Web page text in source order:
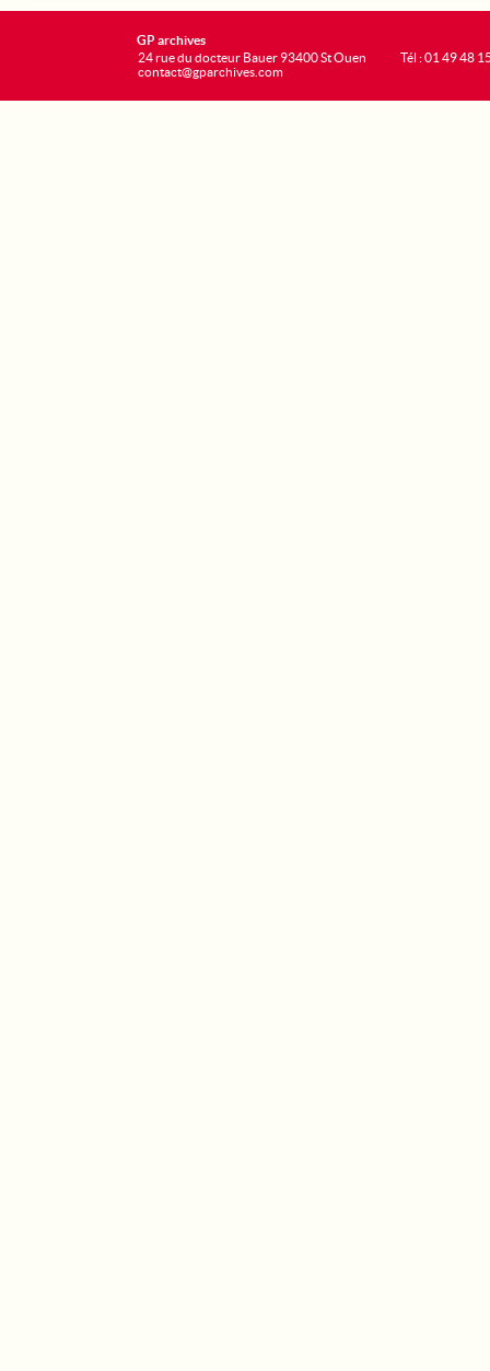
GP archives
24 rue du docteur Bauer 93400 St Ouen
contact@gparchives.com
Tél : 01 49 48